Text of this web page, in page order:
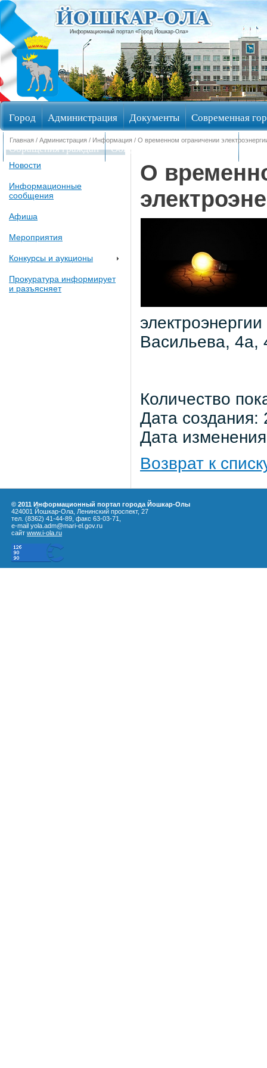
Информационный портал «Город Йошкар-Ола»
Город Администрация Документы Современная
Обращения граждан Общественные обсуждения
Главная / Администрация / Информация / О временном ограничении
Новости
Информационные
сообщения
Афиша
Мероприятия
Конкурсы и аукционы
Прокуратура информирует
и разъясняет
О
Васильева, 4а,
Количество
Дата
Дата
Возврат к
© 2011 Информационный портал города Йошкар-Олы
424001 Йошкар-Ола, Ленинский проспект, 27
тел. (8362) 41-44-89, факс 63-03-71,
e-mail yola.adm@mari-el.gov.ru
сайт www.i-ola.ru